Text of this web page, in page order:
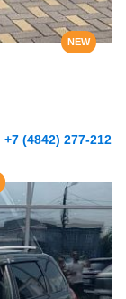
NEW
+7 (4842) 277-212